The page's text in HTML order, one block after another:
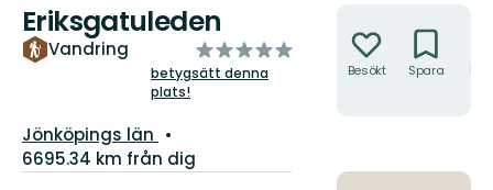
Eriksgatuleden
Vandring
av
5
betygsätt denna
plats!
Län:
Jönköpings län
6695.34 km från dig
Besökt Spara